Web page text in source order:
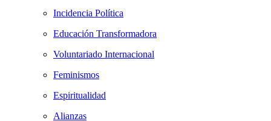
Incidencia Política
Educación Transformadora
Voluntariado Internacional
Feminismos
Espiritualidad
Alianzas